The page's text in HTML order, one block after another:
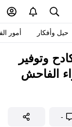
حيل وأفكار أمور
وتوفير
الفاحش
-